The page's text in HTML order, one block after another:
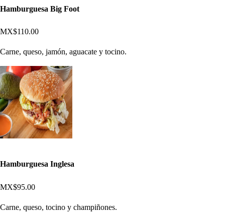
Hamburguesa Big Foot
MX$110.00
Carne, queso, jamón, aguacate y tocino.
Hamburguesa Inglesa
MX$95.00
Carne, queso, tocino y champiñones.